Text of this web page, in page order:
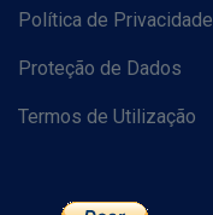
Política de Privacidade
Proteção de Dados
Termos de Utilização